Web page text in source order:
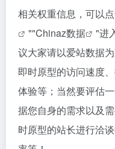
相关权重信息，可以
""Chinaz数据
"进
议大家请以爱站数据
即时原型的访问速度
体验等；当然要评估
据您自身的需求以及
时原型的站长进行洽